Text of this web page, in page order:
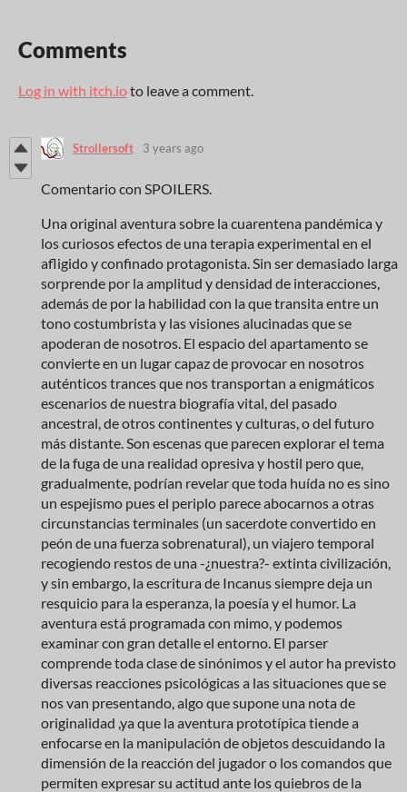
Comments
Log in with itch.ioto leave a comment.
Strollersoft 3 years ago
Comentario con SPOILERS.
Una original aventura sobre la cuarentena pandémica y
los curiosos efectos de una terapia experimental en el
afligido y confinado protagonista. Sin ser demasiado larga
sorprende por la amplitud y densidad de interacciones,
además de por la habilidad con la que transita entre un
tono costumbrista y las visiones alucinadas que se
apoderan de nosotros. El espacio del apartamento se
convierte en un lugar capaz de provocar en nosotros
auténticos trances que nos transportan a enigmáticos
escenarios de nuestra biografía vital, del pasado
ancestral, de otros continentes y culturas, o del futuro
más distante. Son escenas que parecen explorar el tema
de la fuga de una realidad opresiva y hostil pero que,
gradualmente, podrían revelar que toda huída no es sino
un espejismo pues el periplo parece abocarnos a otras
circunstancias terminales (un sacerdote convertido en
peón de una fuerza sobrenatural), un viajero temporal
recogiendo restos de una -¿nuestra?- extinta civilización,
y sin embargo, la escritura de Incanus siempre deja un
resquicio para la esperanza, la poesía y el humor. La
aventura está programada con mimo, y podemos
examinar con gran detalle el entorno. El parser
comprende toda clase de sinónimos y el autor ha previsto
diversas reacciones psicológicas a las situaciones que se
nos van presentando, algo que supone una nota de
originalidad ,ya que la aventura prototípica tiende a
enfocarse en la manipulación de objetos descuidando la
dimensión de la reacción del jugador o los comandos que
permiten expresar su actitud ante los quiebros de la